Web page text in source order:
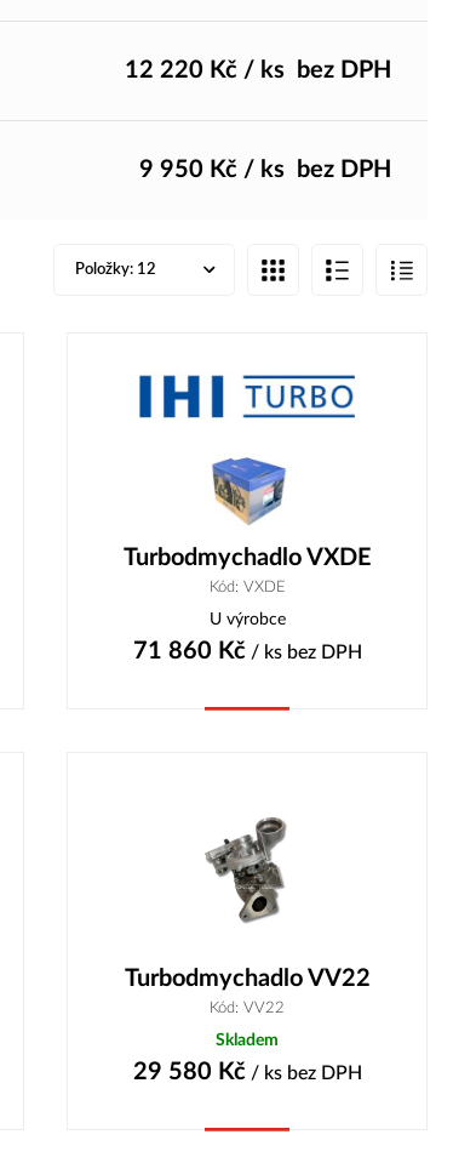
12 220 Kč/ ksbez DPH
9 950 Kč/ ksbez DPH
Položky: 12
Turbodmychadlo VXDE
Kód: VXDE
U výrobce
71 860 Kč/ ks bez DPH
Turbodmychadlo VV22
Kód: VV22
Skladem
29 580 Kč/ ks bez DPH